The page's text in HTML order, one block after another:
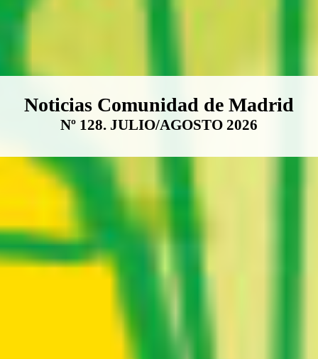
Boletín Noticias Comunidad de
Noticias Comunidad de Madrid
Nº 128. JULIO/AGOSTO 2026